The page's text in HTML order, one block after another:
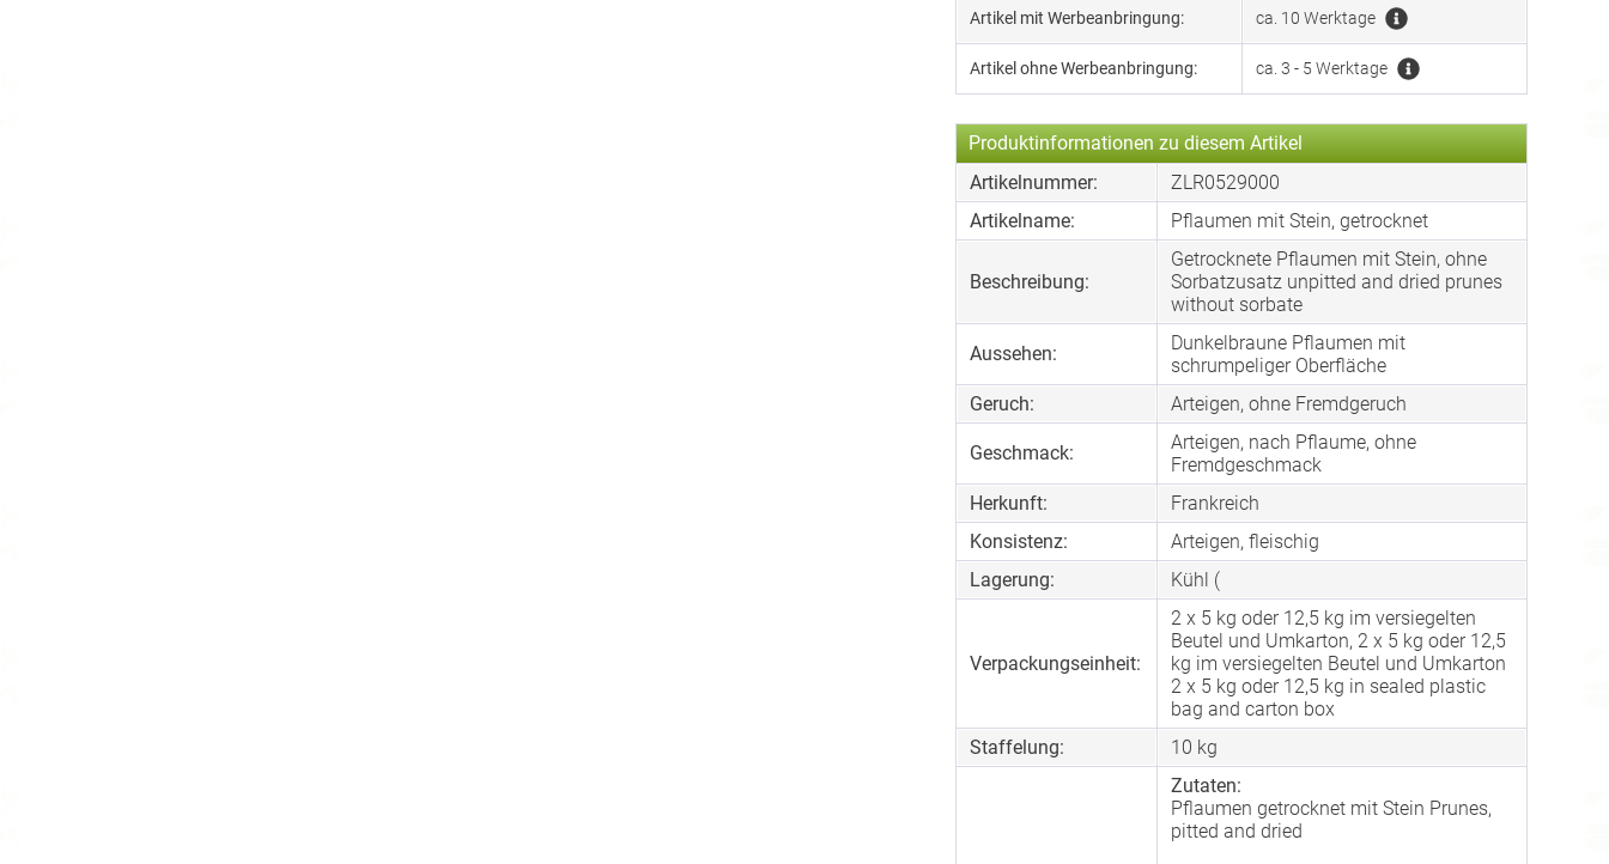
Artikel mit Werbeanbringung: ca. 10 Werktage
Artikel ohne Werbeanbringung: ca. 3 - 5 Werktage
Produktinformationen zu diesem Artikel
Artikelnummer:
ZLR0529000
Artikelname:
Pflaumen mit Stein, getrocknet
Beschreibung:
Getrocknete Pflaumen mit Stein, ohne
Sorbatzusatz unpitted and dried prunes
without sorbate
Aussehen:
Dunkelbraune Pflaumen mit
schrumpeliger Oberfläche
Geruch:
Arteigen, ohne Fremdgeruch
Geschmack:
Arteigen, nach Pflaume, ohne
Fremdgeschmack
Herkunft:
Frankreich
Konsistenz:
Arteigen, fleischig
Lagerung:
Kühl (
Verpackungseinheit:
2 x 5 kg oder 12,5 kg im versiegelten
Beutel und Umkarton, 2 x 5 kg oder 12,5
kg im versiegelten Beutel und Umkarton
2 x 5 kg oder 12,5 kg in sealed plastic
bag and carton box
Staffelung:
10 kg
Zutaten:
Pflaumen getrocknet mit Stein Prunes,
pitted and dried